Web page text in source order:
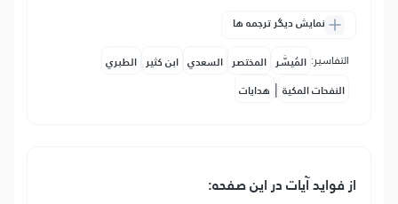
نمایش دیگر ترجمه ها
التفاسير: المُيسَّر المختصر السعدي ابن كثير الطبري
النفحات المكية | هدايات
از فواید آیات در این صفحه: